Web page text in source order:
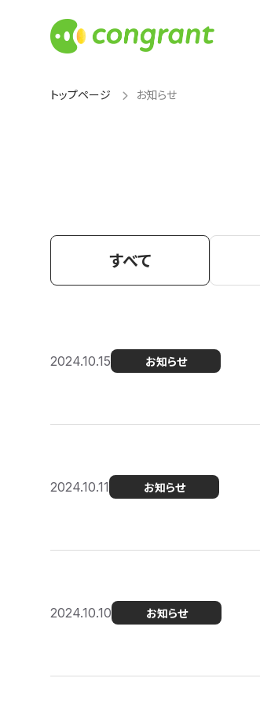
トップページ お知らせ
すべて
2024.10.15 お知らせ
2024.10.11 お知らせ
2024.10.10 お知らせ